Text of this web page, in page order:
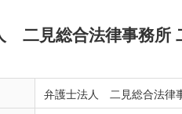
二見総合法律事務
弁護士法人 二見総合法律